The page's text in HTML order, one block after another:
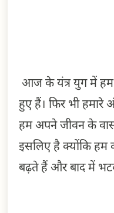
आज के यंत्र युग में
हुए हैं। फिर भी हमारे
हम अपने जीवन के
इसलिए है क्योंकि हम
बढ़ते हैं और बाद में